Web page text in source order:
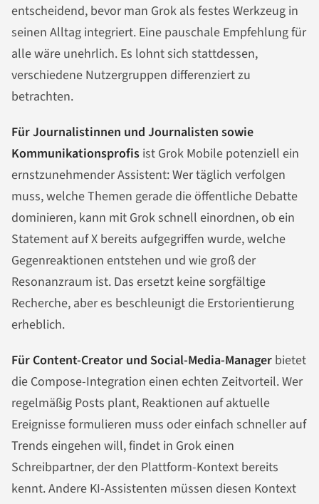
entscheidend, bevor man Grok als festes Werkzeug in
seinen Alltag integriert. Eine pauschale Empfehlung für
alle wäre unehrlich. Es lohnt sich stattdessen,
verschiedene Nutzergruppen differenziert zu
betrachten.
Für Journalistinnen und Journalisten sowie
Kommunikationsprofis ist Grok Mobile potenziell ein
ernstzunehmender Assistent: Wer täglich verfolgen
muss, welche Themen gerade die öffentliche Debatte
dominieren, kann mit Grok schnell einordnen, ob ein
Statement auf X bereits aufgegriffen wurde, welche
Gegenreaktionen entstehen und wie groß der
Resonanzraum ist. Das ersetzt keine sorgfältige
Recherche, aber es beschleunigt die Erstorientierung
erheblich.
Für Content-Creator und Social-Media-Manager bietet
die Compose-Integration einen echten Zeitvorteil. Wer
regelmäßig Posts plant, Reaktionen auf aktuelle
Ereignisse formulieren muss oder einfach schneller auf
Trends eingehen will, findet in Grok einen
Schreibpartner, der den Plattform-Kontext bereits
kennt. Andere KI-Assistenten müssen diesen Kontext